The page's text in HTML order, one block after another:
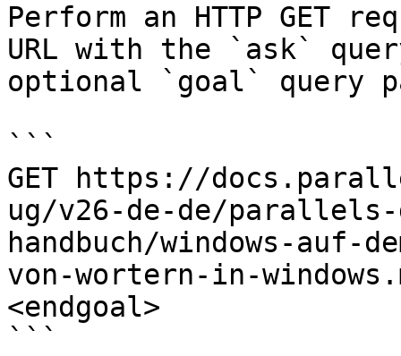
Perform an HTTP GET
URL with the `ask`
optional `goal` query
```
GET https://
ug/v26-de-de/
handbuch/windows-auf-
von-wortern-in-
<endgoal>
```